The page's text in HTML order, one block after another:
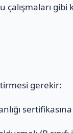
çalışmaları
gerekir: